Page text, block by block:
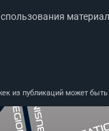
из публикаций может